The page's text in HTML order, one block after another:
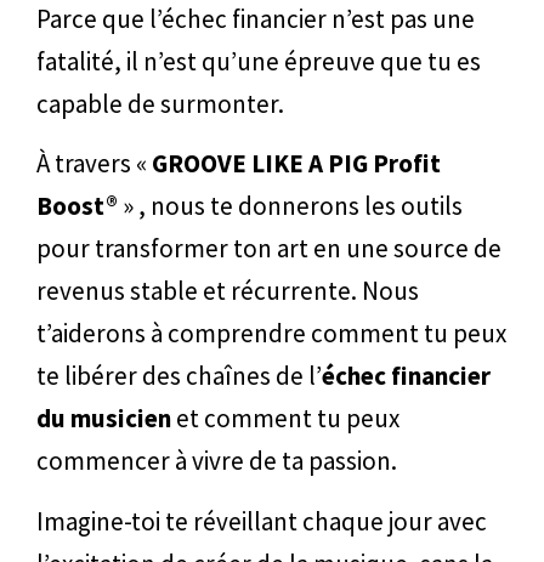
Parce que l’échec financier n’est pas une
fatalité, il n’est qu’une épreuve que tu es
capable de surmonter.
À travers « GROOVE LIKE A PIG Profit
Boost® » , nous te donnerons les outils
pour transformer ton art en une source de
revenus stable et récurrente. Nous
t’aiderons à comprendre comment tu peux
te libérer des chaînes de l’échec financier
du musicienet comment tu peux
commencer à vivre de ta passion.
Imagine-toi te réveillant chaque jour avec